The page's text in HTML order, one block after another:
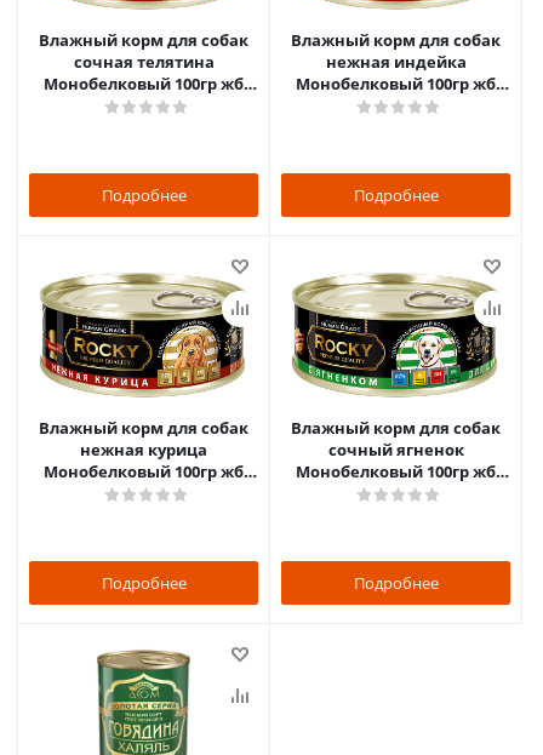
Влажный корм для собак
сочная телятина
Монобелковый 100гр жб
ключ ROCKY
Подробнее
Влажный корм для собак
нежная индейка
Монобелковый 100гр жб
ключ ROCKY
Подробнее
Влажный корм для собак
нежная курица
Монобелковый 100гр жб
ключ ROCKY
Подробнее
Влажный корм для собак
сочный ягненок
Монобелковый 100гр жб
ключ ROCKY
Подробнее